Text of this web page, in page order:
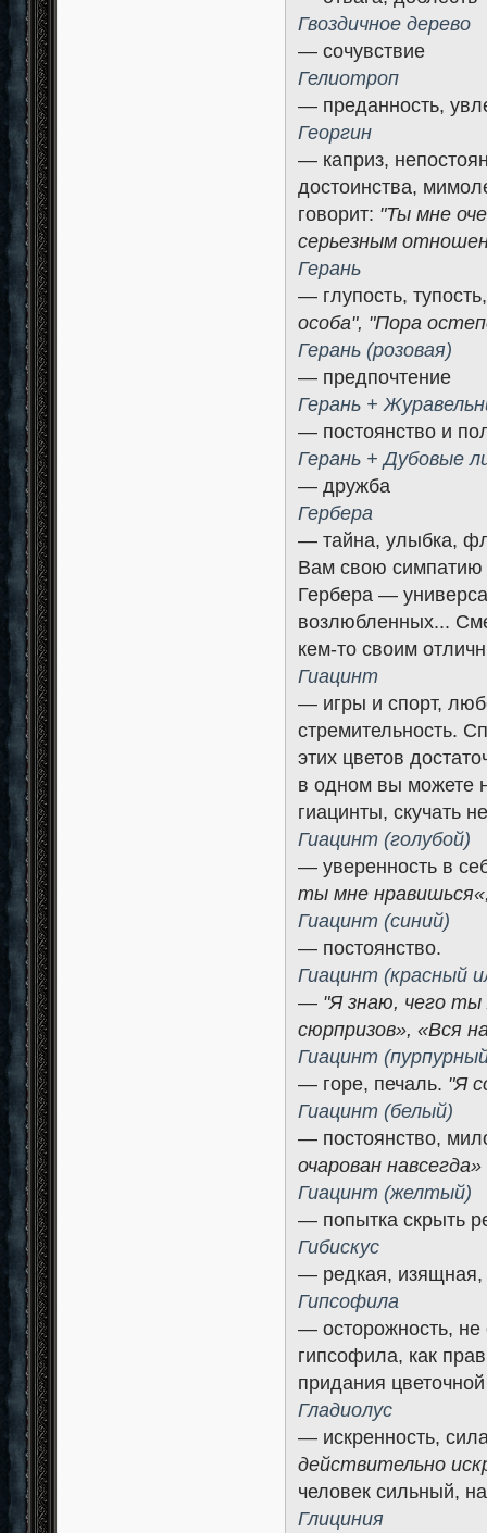
Гвоздичное дерево
— сочувствие
Гелиотроп
— преданность,
Георгин
— каприз,
достоинства,
говорит: "Ты мне
серьезным
Герань
— глупость,
особа", "Пора
Герань (розовая)
— предпочтение
Герань +
— постоянство и
Герань + Дубовые
— дружба
Гербера
— тайна, улыбка,
Вам свою симпатию
Гербера —
возлюбленных...
кем-то своим
Гиацинт
— игры и спорт,
стремительность.
этих цветов
в одном вы можете
гиацинты, скучать
Гиацинт (голубой)
— уверенность в
ты мне
Гиацинт (синий)
— постоянство.
Гиацинт (красный
— "Я знаю, чего
сюрпризов», «Вся
Гиацинт
— горе, печаль. "Я
Гиацинт (белый)
— постоянство,
очарован навсегда»
Гиацинт (желтый)
— попытка скрыть
Гибискус
— редкая, изящная,
Гипсофила
— осторожность, не
гипсофила, как
придания
Гладиолус
— искренность,
действительно
человек сильный,
Глициния